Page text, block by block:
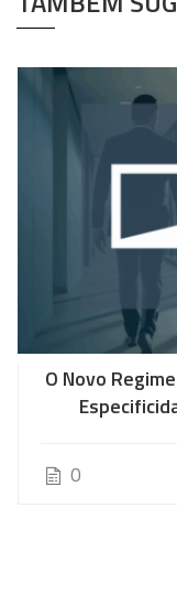
O Novo
0